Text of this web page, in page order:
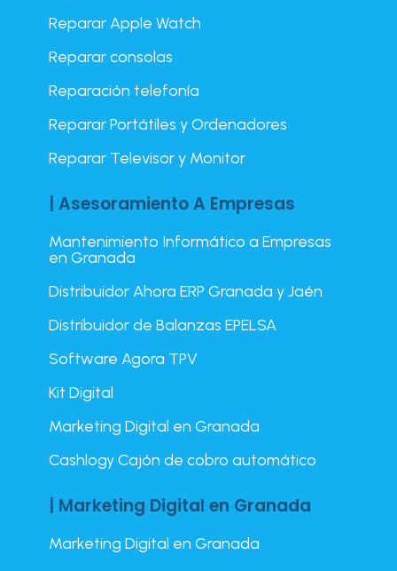
Reparar Apple Watch
Reparar consolas
Reparación telefonía
Reparar Portátiles y Ordenadores
Reparar Televisor y Monitor
| Asesoramiento A Empresas
Mantenimiento Informático a Empresas
en Granada
Distribuidor Ahora ERP Granada y Jaén
Distribuidor de Balanzas EPELSA
Software Agora TPV
Kit Digital
Marketing Digital en Granada
Cashlogy Cajón de cobro automático
| Marketing Digital en Granada
Marketing Digital en Granada